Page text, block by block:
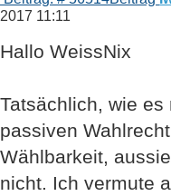
2017 11:11
Hallo WeissNix
Tatsächlich, wie es
passiven
Wählbarkeit,
nicht. Ich vermute